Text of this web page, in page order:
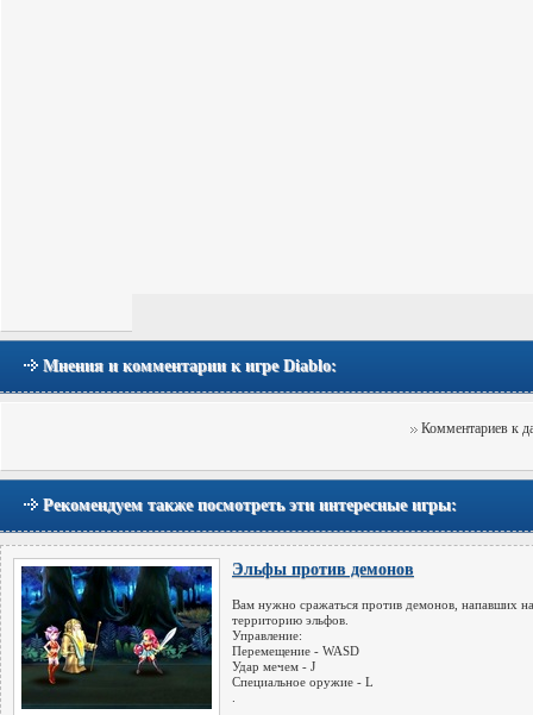
Мнения и комментарии к игре Diablo:
Комментариев к
Рекомендуем также посмотреть эти интересные игры:
Эльфы против демонов
Вам нужно сражаться против демонов, напавших на
территорию эльфов.
Управление:
Перемещение - WASD
Удар мечем - J
Специальное оружие - L